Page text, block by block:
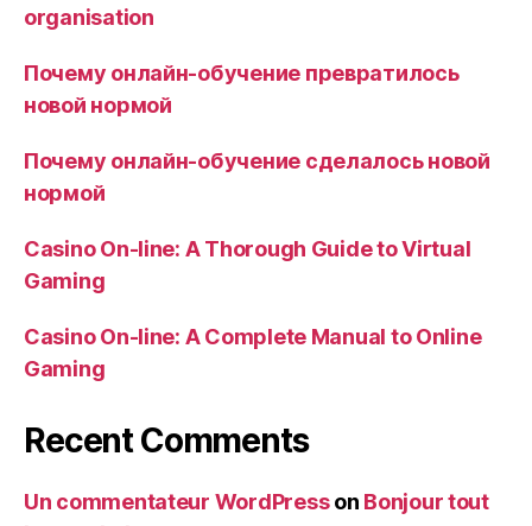
organisation
Почему онлайн-обучение превратилось
новой нормой
Почему онлайн-обучение сделалось новой
нормой
Casino On-line: A Thorough Guide to Virtual
Gaming
Casino On-line: A Complete Manual to Online
Gaming
Recent Comments
Un commentateur WordPresson Bonjour tout